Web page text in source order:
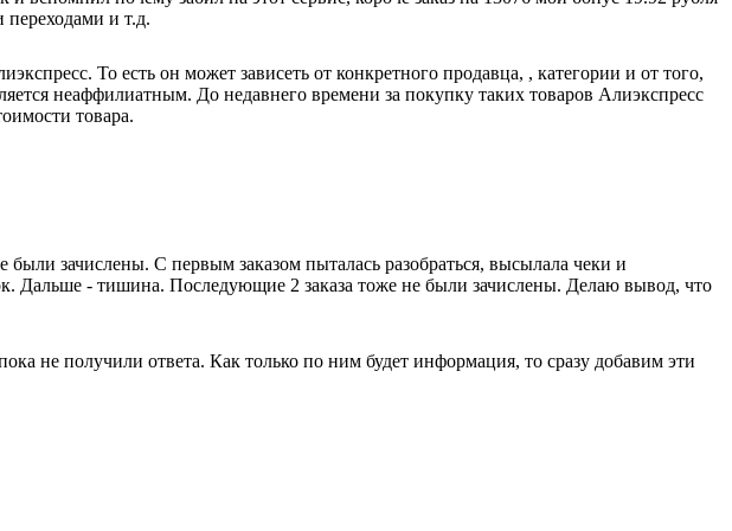
переходами и т.д.
То есть он может зависеть от конкретного продавца, , категории и от того,
неаффилиатным. До недавнего времени за покупку таких товаров Алиэкспресс
товара.
зачислены. С первым заказом пыталась разобраться, высылала чеки и
Дальше - тишина. Последующие 2 заказа тоже не были зачислены. Делаю вывод, что
не получили ответа. Как только по ним будет информация, то сразу добавим эти